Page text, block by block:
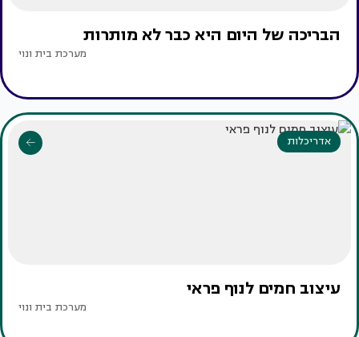
הבריכה של היום היא כבר לא מותרות
מערכת בית ונוי
אדריכלות
עיצוב חמים לנוף פראי
מערכת בית ונוי